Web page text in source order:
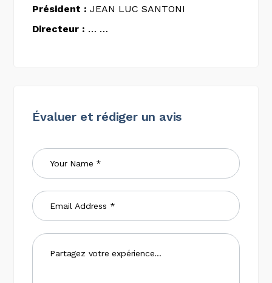
Président : JEAN LUC SANTONI
Directeur : … …
Évaluer et rédiger un avis